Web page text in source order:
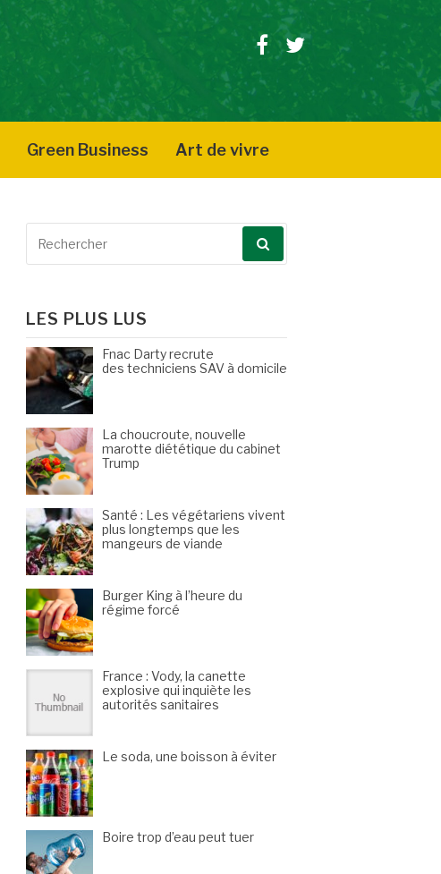
Facebook
Twitter
Green Business Art de vivre
LES PLUS LUS
Fnac Darty recrute
des techniciens SAV à domicile
La choucroute, nouvelle
marotte diététique du cabinet
Trump
Santé : Les végétariens vivent
plus longtemps que les
mangeurs de viande
Burger King à l’heure du
régime forcé
France : Vody, la canette
explosive qui inquiète les
autorités sanitaires
Le soda, une boisson à éviter
Boire trop d’eau peut tuer